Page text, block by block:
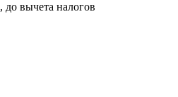
до вычета налогов